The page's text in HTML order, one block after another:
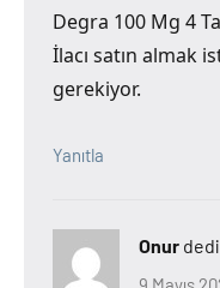
Degra 100 Mg 4
İlacı satın almak
gerekiyor.
Yanıtla
Onur